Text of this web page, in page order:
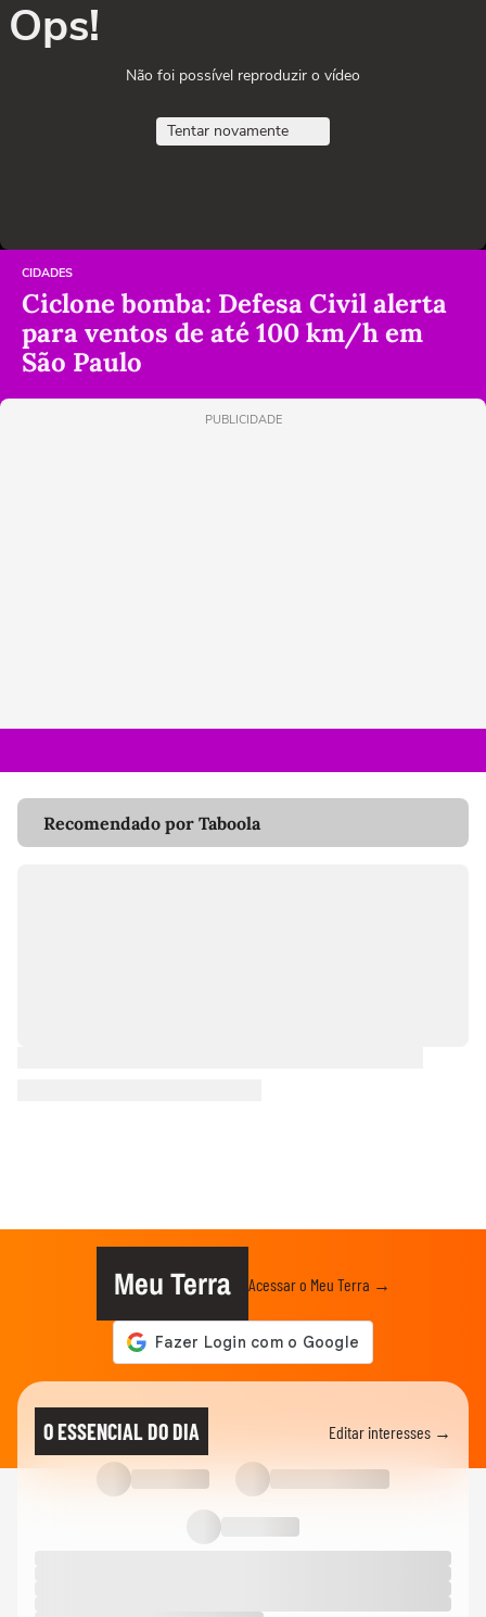
Ops!
Não foi possível reproduzir o vídeo
Tentar novamente
CIDADES
Ciclone bomba: Defesa Civil alerta
para ventos de até 100 km/h em
São Paulo
PUBLICIDADE
Recomendado por Taboola
Meu Terra Acessar o Meu Terra →
O ESSENCIAL DO DIA Editar interesses →